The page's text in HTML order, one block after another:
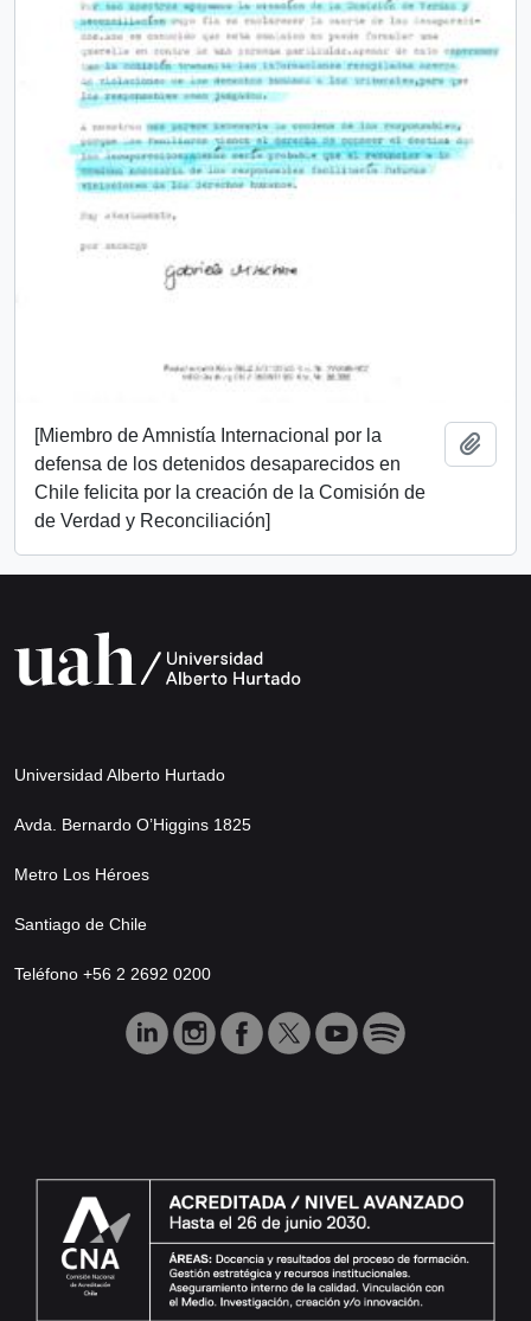
[Miembro de Amnistía Internacional por la
defensa de los detenidos desaparecidos en
Chile felicita por la creación de la Comisión de
de Verdad y Reconciliación]
Universidad Alberto Hurtado
Avda. Bernardo O’Higgins 1825
Metro Los Héroes
Santiago de Chile
Teléfono +56 2 2692 0200